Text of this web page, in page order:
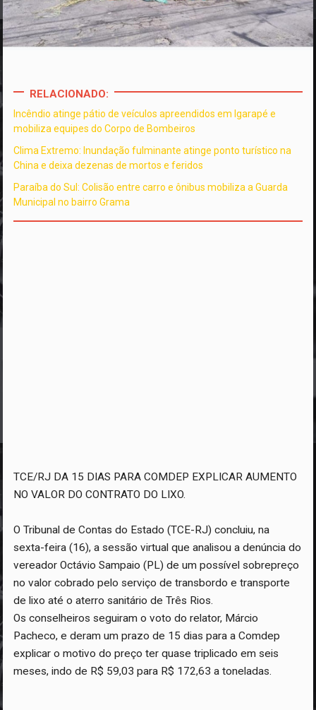
RELACIONADO:
Incêndio atinge pátio de veículos apreendidos em Igarapé e
mobiliza equipes do Corpo de Bombeiros
Clima Extremo: Inundação fulminante atinge ponto turístico na
China e deixa dezenas de mortos e feridos
Paraíba do Sul: Colisão entre carro e ônibus mobiliza a Guarda
Municipal no bairro Grama
TCE/RJ DA 15 DIAS PARA COMDEP EXPLICAR AUMENTO
NO VALOR DO CONTRATO DO LIXO.
O Tribunal de Contas do Estado (TCE-RJ) concluiu, na
sexta-feira (16), a sessão virtual que analisou a denúncia do
vereador Octávio Sampaio (PL) de um possível sobrepreço
no valor cobrado pelo serviço de transbordo e transporte
de lixo até o aterro sanitário de Três Rios.
Os conselheiros seguiram o voto do relator, Márcio
Pacheco, e deram um prazo de 15 dias para a Comdep
explicar o motivo do preço ter quase triplicado em seis
meses, indo de R$ 59,03 para R$ 172,63 a toneladas.